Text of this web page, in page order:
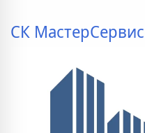
СК МастерСервис